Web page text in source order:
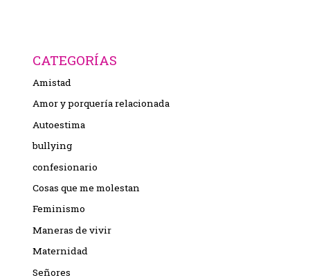
CATEGORÍAS
Amistad
Amor y porquería relacionada
Autoestima
bullying
confesionario
Cosas que me molestan
Feminismo
Maneras de vivir
Maternidad
Señores